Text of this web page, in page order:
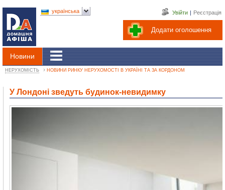
Додати оголошення
Увійти | Реєстрація
Новини
українська
НЕРУХОМІСТЬ › НОВИНИ РИНКУ НЕРУХОМОСТІ В УКРАЇНІ ТА ЗА КОРДОНОМ
У Лондоні зведуть будинок-невидимку